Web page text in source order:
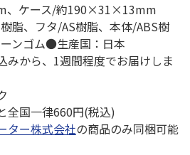
、ケース/約190×31×13mm
脂、フタ/AS樹脂、本体/ABS樹
ンゴム●生産国：日本
から、1週間程度でお届けしま
全国一律660円(税込)
ター株式会社の商品のみ同梱可能